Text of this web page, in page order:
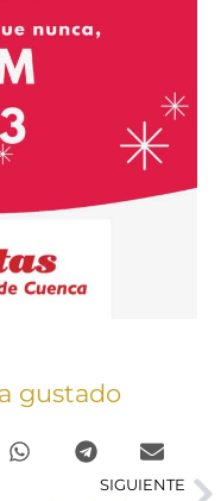
gustado
SIGUIENTE